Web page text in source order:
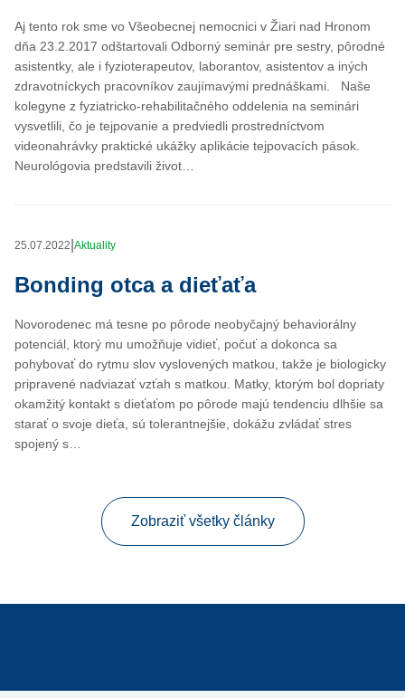
Aj tento rok sme vo Všeobecnej nemocnici v Žiari nad Hronom
dňa 23.2.2017 odštartovali Odborný seminár pre sestry, pôrodné
asistentky, ale i fyzioterapeutov, laborantov, asistentov a iných
zdravotníckych pracovníkov zaujímavými prednáškami. Naše
kolegyne z fyziatricko-rehabilitačného oddelenia na seminári
vysvetlili, čo je tejpovanie a predviedli prostredníctvom
videonahrávky praktické ukážky aplikácie tejpovacích pások.
Neurológovia predstavili život…
25.07.2022 Aktuality
Bonding otca a dieťaťa
Novorodenec má tesne po pôrode neobyčajný behaviorálny
potenciál, ktorý mu umožňuje vidieť, počuť a dokonca sa
pohybovať do rytmu slov vyslovených matkou, takže je biologicky
pripravené nadviazať vzťah s matkou. Matky, ktorým bol dopriaty
okamžitý kontakt s dieťaťom po pôrode majú tendenciu dlhšie sa
starať o svoje dieťa, sú tolerantnejšie, dokážu zvládať stres
spojený s…
Zobraziť všetky články